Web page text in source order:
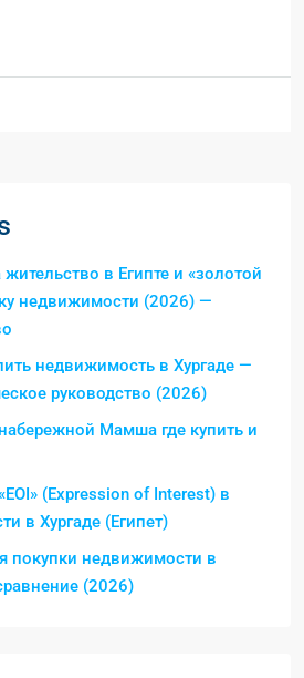
в Египте и «золотой
недвижимости (2026) —
недвижимость в Хургаде —
руководство (2026)
Мамша где купить и
(Expression of Interest) в
в Хургаде (Египет)
покупки недвижимости в
(2026)